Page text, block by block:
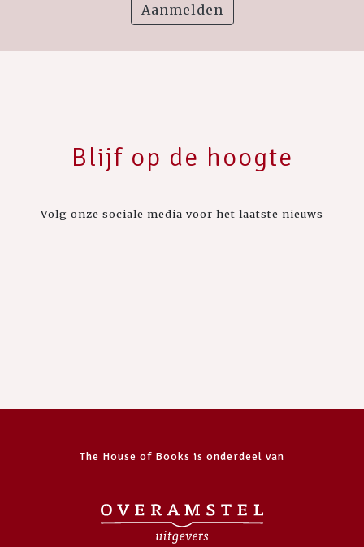
Aanmelden
Blijf op de hoogte
Volg onze sociale media voor het laatste nieuws
The House of Books is onderdeel van